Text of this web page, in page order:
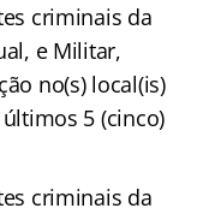
criminais da
e Militar,
no(s) local(is)
5 (cinco)
criminais da